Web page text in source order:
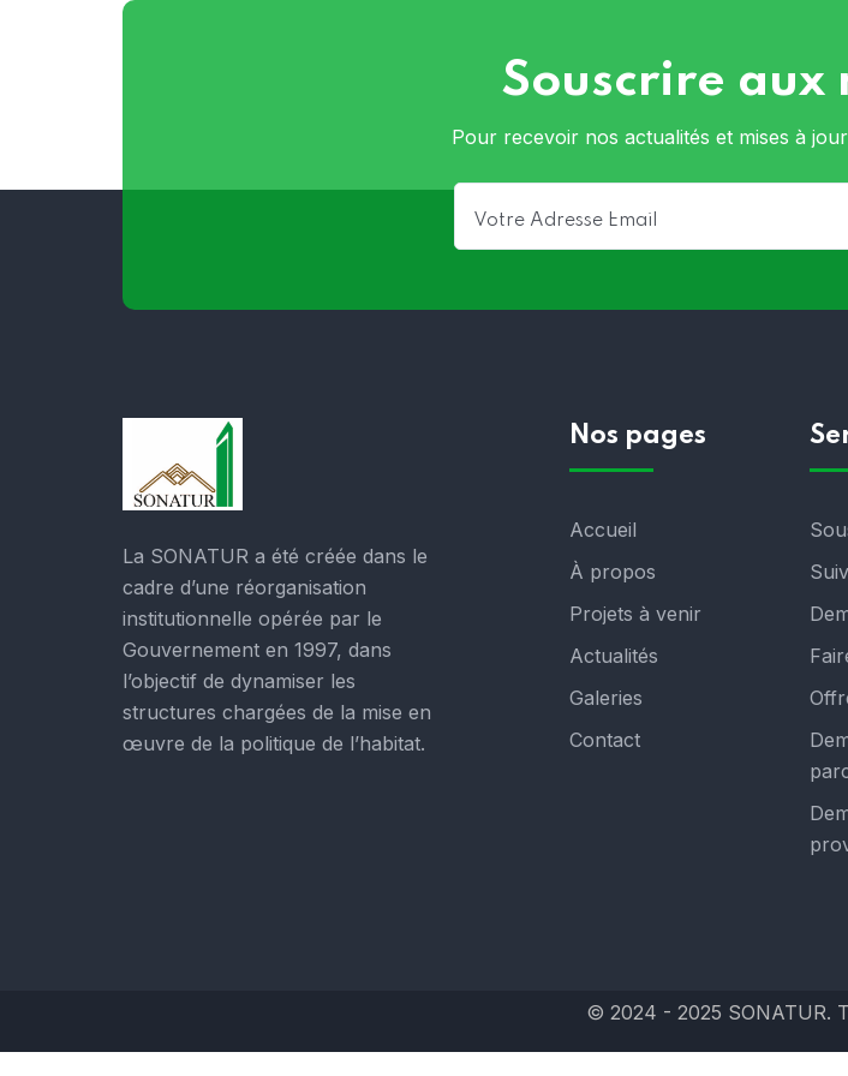
Souscrire aux
Pour recevoir nos actualités et mises à
La SONATUR a été créée dans le
cadre d’une réorganisation
institutionnelle opérée par le
Gouvernement en 1997, dans
l’objectif de dynamiser les
structures chargées de la mise en
œuvre de la politique de l’habitat.
Nos pages
Accueil
À propos
Projets à venir
Actualités
Galeries
Contact
© 2024 - 2025 SONATUR.